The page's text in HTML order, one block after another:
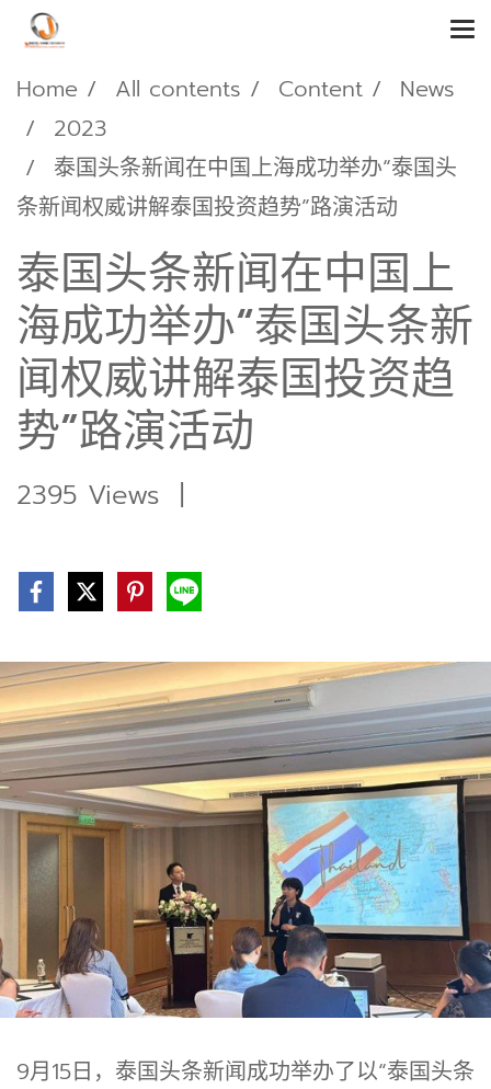
Home All contents Content
News
2023
泰国头条新闻在中国上海成功举办“泰国头
条新闻权威讲解泰国投资趋势”路演活动
泰国头条新闻在中国上
海成功举办“泰国头条新
闻权威讲解泰国投资趋
势”路演活动
2395 Views |
9月15日，泰国头条新闻成功举办了以“泰国头条